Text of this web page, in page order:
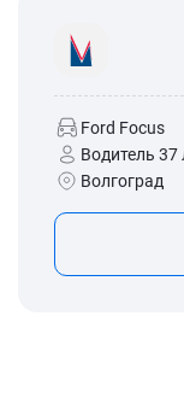
Ford Focus
Водитель 37
Волгоград